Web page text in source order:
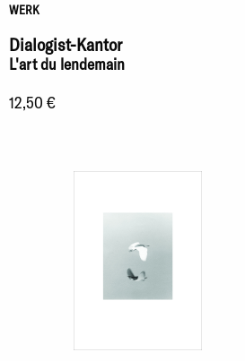
WERK
Dialogist-Kantor
L'art du lendemain
12,50 €